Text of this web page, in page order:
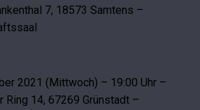
7, 18573 Samtens –
2021 (Mittwoch) – 19:00 Uhr –
Ring 14, 67269 Grünstadt –